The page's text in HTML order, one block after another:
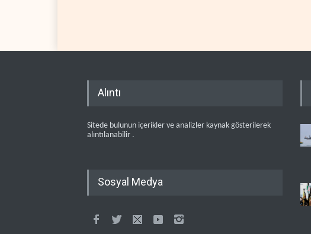
Alıntı
Sitede bulunun içerikler ve analizler kaynak gösterilerek
alıntılanabilir .
Sosyal Medya